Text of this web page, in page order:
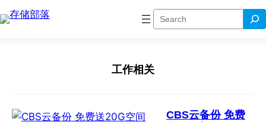
Skip
to
搜
索
工作相关
CBS云备份 免费